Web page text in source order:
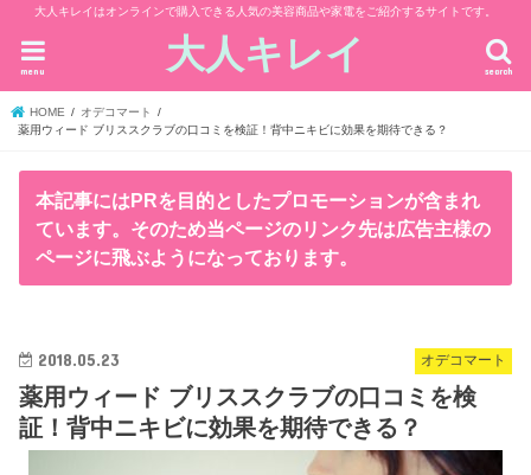
大人キレイはオンラインで購入できる人気の美容商品や家電をご紹介するサイトです。
大人キレイ search
menu
HOME
オデコマート
薬用ウィード ブリススクラブの口コミを検証！背中ニキビに効果を期待できる？
本記事にはPRを目的としたプロモーションが含まれ
ています。そのため当ページのリンク先は広告主様の
ページに飛ぶようになっております。
オデコマート
2018.05.23
薬用ウィード ブリススクラブの口コミを検
証！背中ニキビに効果を期待できる？